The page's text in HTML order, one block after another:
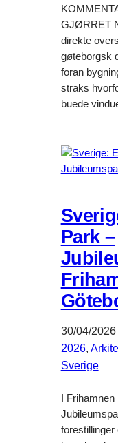
GJØRRET
direkte
gøteborgsk
foran
straks
buede
Park –
30/04/2026
2026,
Sverige
I
forestillinger